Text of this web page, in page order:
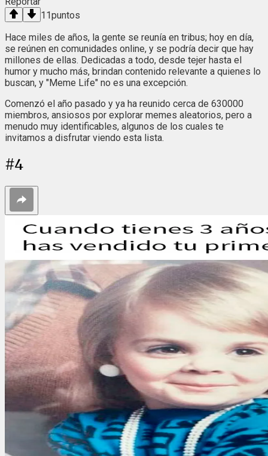
11puntos
Hace miles de años, la gente se reunía en tribus; hoy en día,
se reúnen en comunidades online, y se podría decir que hay
millones de ellas. Dedicadas a todo, desde tejer hasta el
humor y mucho más, brindan contenido relevante a quienes lo
buscan, y "Meme Life" no es una excepción.
Comenzó el año pasado y ya ha reunido cerca de 630000
miembros, ansiosos por explorar memes aleatorios, pero a
menudo muy identificables, algunos de los cuales te
invitamos a disfrutar viendo esta lista.
#4